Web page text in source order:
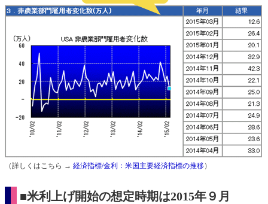
（詳しくはこちら → 経済指標/金利：米国主要経済指標の推移）
■米利上げ開始の想定時期は2015年９月